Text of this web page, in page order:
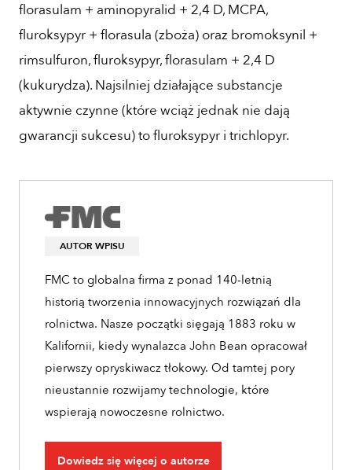
florasulam + aminopyralid + 2,4 D, MCPA,
fluroksypyr + florasula (zboża) oraz bromoksynil +
rimsulfuron, fluroksypyr, florasulam + 2,4 D
(kukurydza). Najsilniej działające substancje
aktywnie czynne (które wciąż jednak nie dają
gwarancji sukcesu) to fluroksypyr i trichlopyr.
AUTOR WPISU
FMC to globalna firma z ponad 140-letnią
historią tworzenia innowacyjnych rozwiązań dla
rolnictwa. Nasze początki sięgają 1883 roku w
Kalifornii, kiedy wynalazca John Bean opracował
pierwszy opryskiwacz tłokowy. Od tamtej pory
nieustannie rozwijamy technologie, które
wspierają nowoczesne rolnictwo.
Dowiedz się więcej o autorze